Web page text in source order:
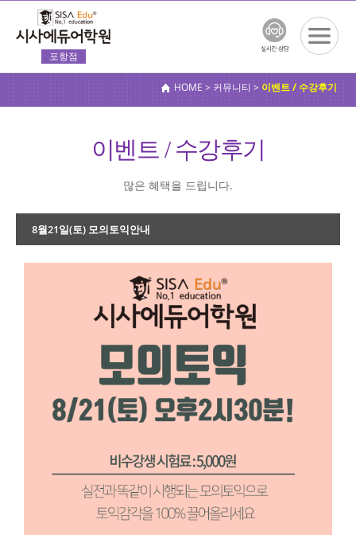
포항점
뉴보기
HOME > 커뮤니티 > 이벤트 / 수강후기
이벤트 / 수강후기
많은 혜택을 드립니다.
8월21일(토) 모의토익안내